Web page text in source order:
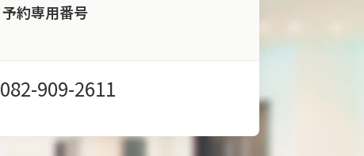
予約専用番号
082-909-2611